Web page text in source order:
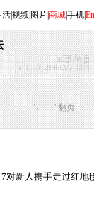
活|视频| 图片|商城|手机|
"← →"翻页
7对新人携手走过红